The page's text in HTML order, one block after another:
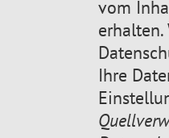
vom
Ihre